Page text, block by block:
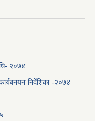
२०७४
निर्देशिका -२०७४